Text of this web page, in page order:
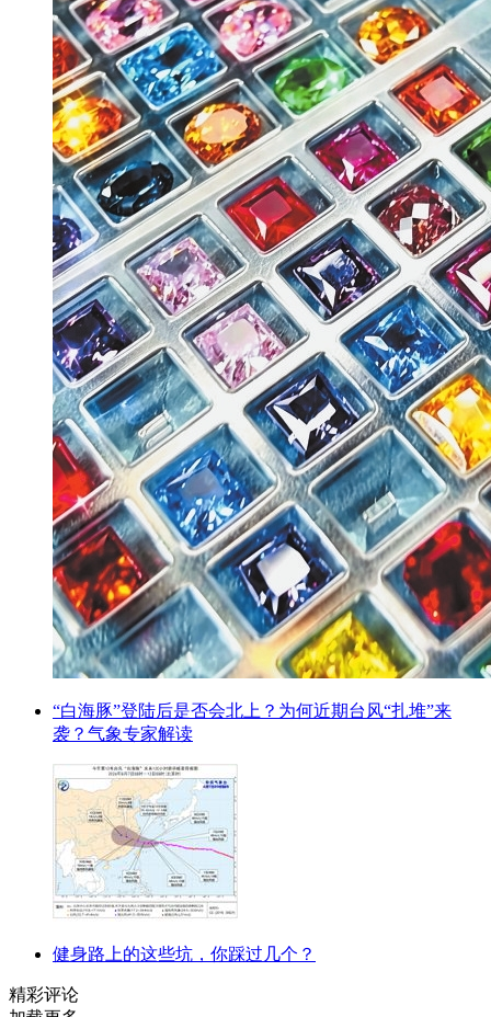
“白海豚”登陆后是否会北上？为何近期台风“扎堆”来
袭？气象专家解读
健身路上的这些坑，你踩过几个？
精彩评论